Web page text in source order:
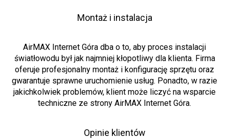
Montaż i instalacja
AirMAX Internet Góra dba o to, aby proces instalacji
światłowodu był jak najmniej kłopotliwy dla klienta. Firma
oferuje profesjonalny montaż i konfigurację sprzętu oraz
gwarantuje sprawne uruchomienie usług. Ponadto, w razie
jakichkolwiek problemów, klient może liczyć na wsparcie
techniczne ze strony AirMAX Internet Góra.
Opinie klientów